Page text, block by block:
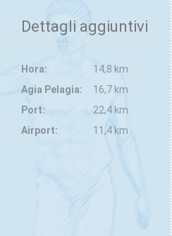
Dettagli aggiuntivi
Hora:
14,8 km
Agia Pelagia:
16,7 km
Port:
22,4 km
Airport:
11,4 km